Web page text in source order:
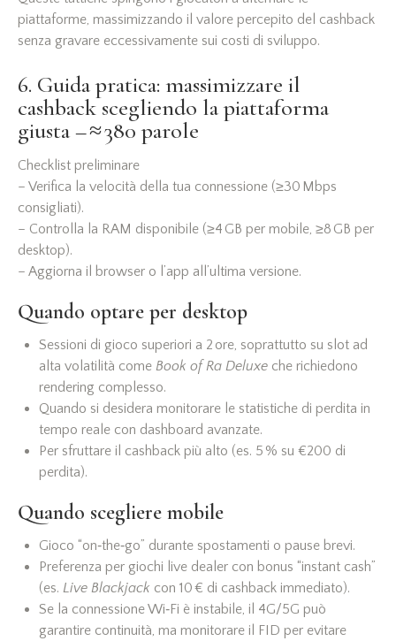
piattaforme, massimizzando il valore percepito del cashback
senza gravare eccessivamente sui costi di sviluppo.
6. Guida pratica: massimizzare il
cashback scegliendo la piattaforma
giusta – ≈ 380 parole
Checklist preliminare
– Verifica la velocità della tua connessione (≥30 Mbps
consigliati).
– Controlla la RAM disponibile (≥4 GB per mobile, ≥8 GB per
desktop).
– Aggiorna il browser o l’app all’ultima versione.
Quando optare per desktop
Sessioni di gioco superiori a 2 ore, soprattutto su slot ad
alta volatilità come Book of Ra Deluxe che richiedono
rendering complesso.
Quando si desidera monitorare le statistiche di perdita in
tempo reale con dashboard avanzate.
Per sfruttare il cashback più alto (es. 5 % su €200 di
perdita).
Quando scegliere mobile
Gioco “on‑the‑go” durante spostamenti o pause brevi.
Preferenza per giochi live dealer con bonus “instant cash”
(es. Live Blackjack con 10 € di cashback immediato).
Se la connessione Wi‑Fi è instabile, il 4G/5G può
garantire continuità, ma monitorare il FID per evitare